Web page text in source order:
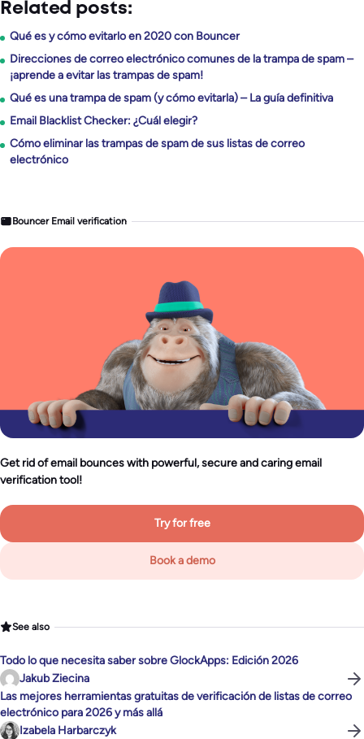
Related posts:
Qué es y cómo evitarlo en 2020 con Bouncer
Direcciones de correo electrónico comunes de la trampa de spam –
¡aprende a evitar las trampas de spam!
Qué es una trampa de spam (y cómo evitarla) – La guía definitiva
Email Blacklist Checker: ¿Cuál elegir?
Cómo eliminar las trampas de spam de sus listas de correo
electrónico
Bouncer Email verification
Get rid of email bounces with powerful, secure and caring email
verification tool!
Try for free
Book a demo
See also
Todo lo que necesita saber sobre GlockApps: Edición 2026
Jakub Ziecina
Las mejores herramientas gratuitas de verificación de listas de correo
electrónico para 2026 y más allá
Izabela Harbarczyk